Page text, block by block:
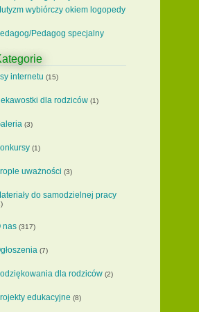
wybiórczy okiem logopedy
Pedagog specjalny
internetu (15)
dla rodziców(1)
(3)
(1)
uważności (3)
do samodzielnej pracy
nas(317)
(7)
dla rodziców(2)
edukacyjne (8)